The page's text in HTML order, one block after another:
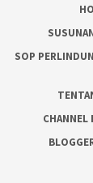
SOP
CHANNEL